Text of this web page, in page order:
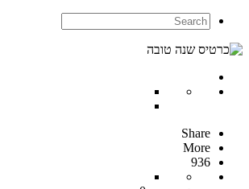
Share
More
936